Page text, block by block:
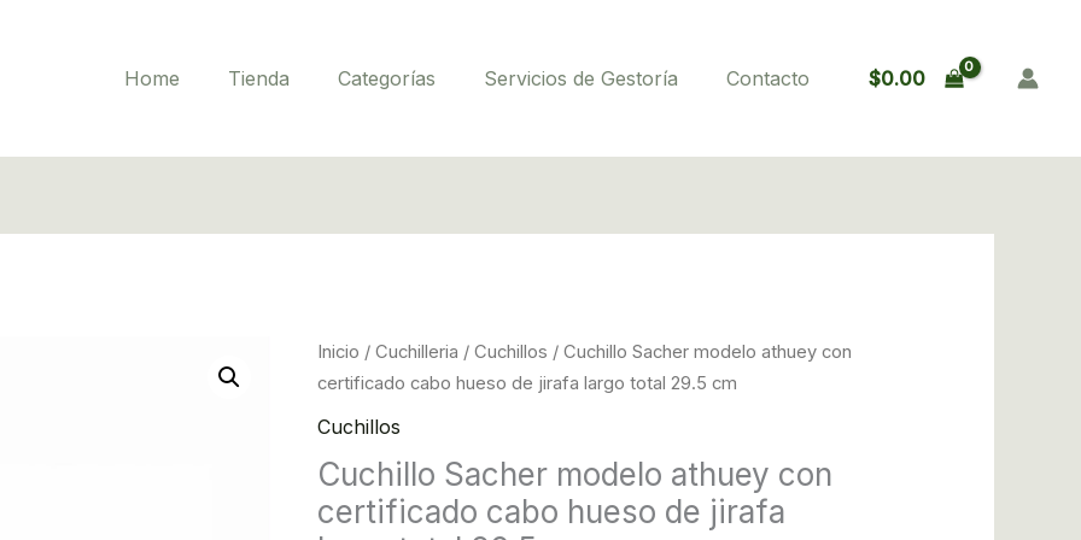
Home Tienda Categorías Servicios de Gestoría Contacto $0.00
Inicio /Cuchilleria /Cuchillos / Cuchillo Sacher modelo athuey con
certificado cabo hueso de jirafa largo total 29.5 cm
Cuchillos
Cuchillo Sacher modelo athuey con
certificado cabo hueso de jirafa
Cuchillo
Sacher
modelo
con
certificado
certificado